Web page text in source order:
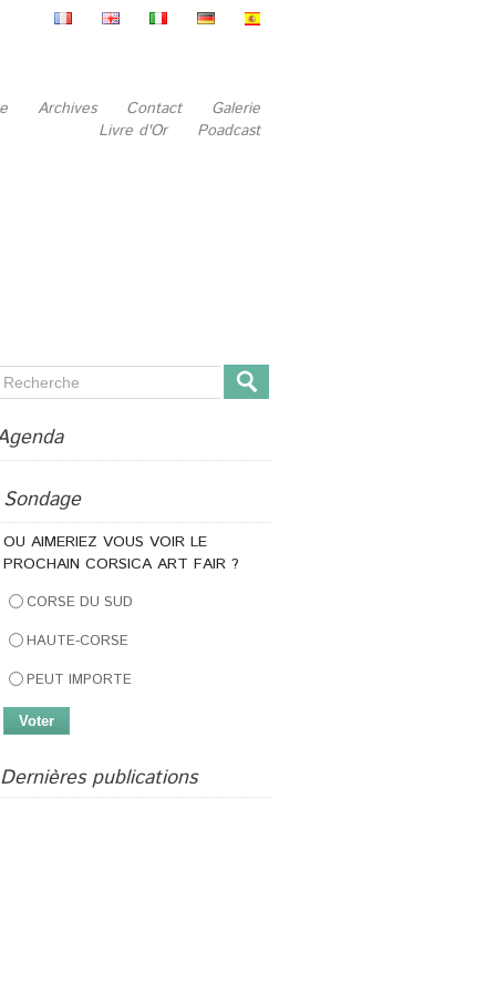
Archives Contact
Galerie
Livre d'Or
Poadcast
Sondage
OU AIMERIEZ VOUS VOIR LE
PROCHAIN CORSICA ART FAIR ?
CORSE DU SUD
HAUTE-CORSE
PEUT IMPORTE
Dernières publications